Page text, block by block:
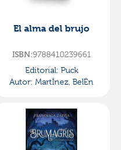
El alma del brujo
ISBN:9788410239661
Editorial: Puck
Autor: MartÍnez, BelÉn